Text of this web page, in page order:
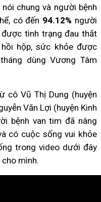
chung và người bệnh
có đến 94.12% người
tình trạng đau thắt
hộp, sức khỏe được
dùng Vương Tâm
cô Vũ Thị Dung (huyện
Văn Lợi (huyện Kinh
bệnh van tim đã nâng
có cuộc sống vui khỏe
trong video dưới đây
mình.